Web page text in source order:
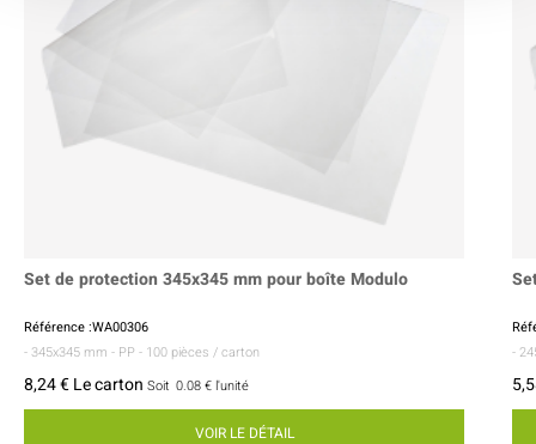
Set de protection 345x345 mm pour boîte Modulo
Référence :WA00306
- 345x345 mm - PP - 100 pièces / carton
8,24 € Le carton Soit 0.08 € l'unité
VOIR LE DÉTAIL
-